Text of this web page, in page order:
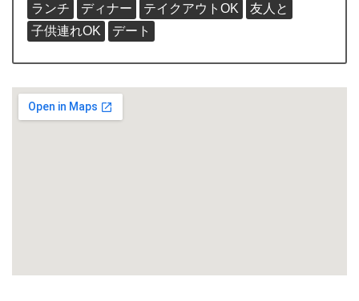
ランチ ディナー テイクアウトOK
友人と
子供連れOK
デート